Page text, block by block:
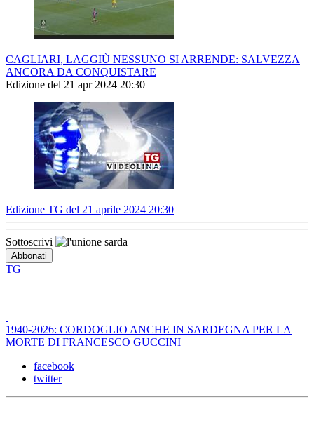
CAGLIARI, LAGGIÙ NESSUNO SI ARRENDE: SALVEZZA
ANCORA DA CONQUISTARE
Edizione del 21 apr 2024 20:30
Edizione TG del 21 aprile 2024 20:30
Sottoscrivi
TG
1940-2026: CORDOGLIO ANCHE IN SARDEGNA PER LA
MORTE DI FRANCESCO GUCCINI
facebook
twitter